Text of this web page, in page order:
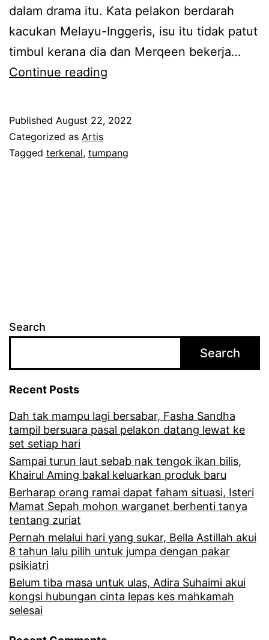
dalam drama itu. Kata pelakon berdarah
kacukan Melayu-Inggeris, isu itu tidak patut
timbul kerana dia dan Merqeen bekerja…
Continue reading
i
a
p
a
n
g
p
p
l
a
Published August 22, 2022
Categorized as Artis
Tagged terkenal, tumpang
Search
Search
Recent Posts
Dah tak mampu lagi bersabar, Fasha Sandha
tampil bersuara pasal pelakon datang lewat ke
set setiap hari
Sampai turun laut sebab nak tengok ikan bilis,
Khairul Aming bakal keluarkan produk baru
Berharap orang ramai dapat faham situasi, Isteri
Mamat Sepah mohon warganet berhenti tanya
tentang zuriat
Pernah melalui hari yang sukar, Bella Astillah akui
8 tahun lalu pilih untuk jumpa dengan pakar
psikiatri
Belum tiba masa untuk ulas, Adira Suhaimi akui
kongsi hubungan cinta lepas kes mahkamah
selesai